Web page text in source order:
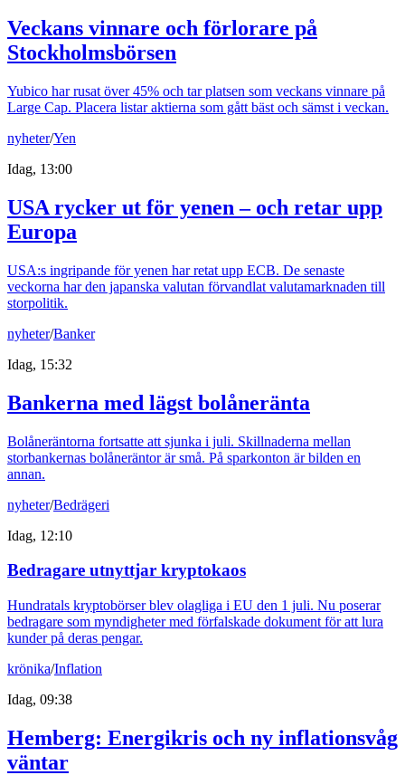
Veckans vinnare och förlorare på
Stockholmsbörsen
Yubico har rusat över 45% och tar platsen som veckans vinnare på
Large Cap. Placera listar aktierna som gått bäst och sämst i veckan.
nyheter/Yen
Idag, 13:00
USA rycker ut för yenen – och retar upp
Europa
USA:s ingripande för yenen har retat upp ECB. De senaste
veckorna har den japanska valutan förvandlat valutamarknaden till
storpolitik.
nyheter/Banker
Idag, 15:32
Bankerna med lägst bolåneränta
Bolåneräntorna fortsatte att sjunka i juli. Skillnaderna mellan
storbankernas bolåneräntor är små. På sparkonton är bilden en
annan.
nyheter/Bedrägeri
Idag, 12:10
Bedragare utnyttjar kryptokaos
Hundratals kryptobörser blev olagliga i EU den 1 juli. Nu poserar
bedragare som myndigheter med förfalskade dokument för att lura
kunder på deras pengar.
krönika/Inflation
Idag, 09:38
Hemberg: Energikris och ny inflationsvåg
väntar